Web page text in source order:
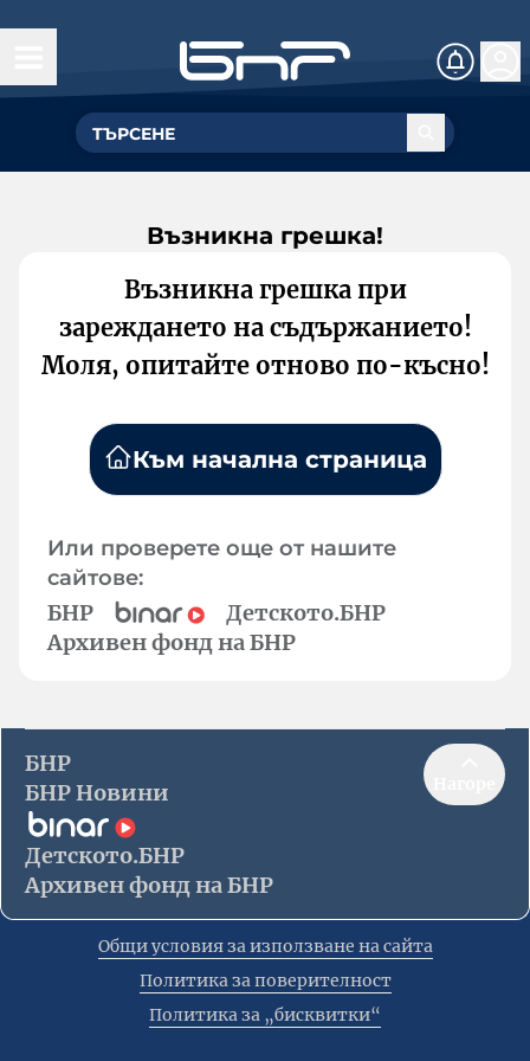
Възникна грешка!
Възникна грешка при
зареждането на съдържанието!
Моля, опитайте отново по-късно!
Към начална страница
Или проверете още от нашите
сайтове:
БНР
Детското.БНР
Архивен фонд на БНР
БНР
БНР Новини
Детското.БНР
Архивен фонд на БНР
Общи условия за използване на сайта
Политика за поверителност
Политика за „бисквитки“